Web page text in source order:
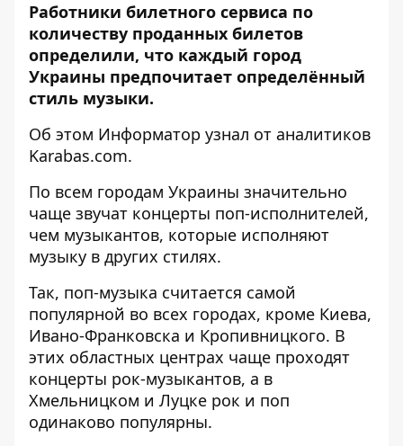
Работники билетного сервиса по
количеству проданных билетов
определили, что каждый город
Украины предпочитает определённый
стиль музыки.
Об этом Информатор узнал от аналитиков
Karabas.com.
По всем городам Украины значительно
чаще звучат концерты поп-исполнителей,
чем музыкантов, которые исполняют
музыку в других стилях.
Так, поп-музыка считается самой
популярной во всех городах, кроме Киева,
Ивано-Франковска и Кропивницкого. В
этих областных центрах чаще проходят
концерты рок-музыкантов, а в
Хмельницком и Луцке рок и поп
одинаково популярны.